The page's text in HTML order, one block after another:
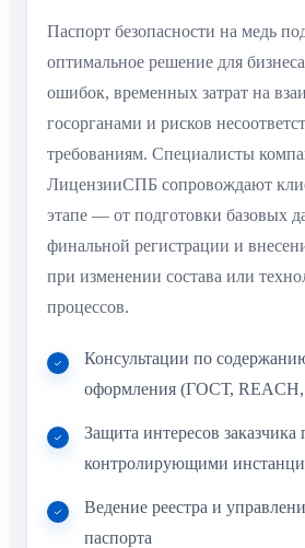
Паспорт безопасности на медь
оптимальное решение для
ошибок, временных затрат на
госорганами и рисков
требованиям. Специалисты
ЛицензииСПБ сопровождают
этапе — от подготовки базовых
финальной регистрации и
при изменении состава или
процессов.
Консультации по
оформления (ГОСТ,
Защита интересов заказчика
контролирующими
Ведение реестра и
паспорта